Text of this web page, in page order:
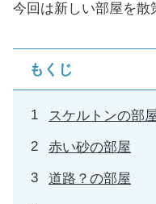
今回は新しい部屋を散
もくじ
スケルトンの部
赤い砂の部屋
道路？の部屋